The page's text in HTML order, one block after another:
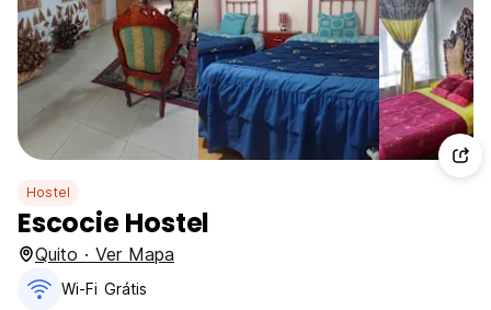
Hostel
Escocie Hostel
Quito · Ver Mapa
Wi-Fi Grátis